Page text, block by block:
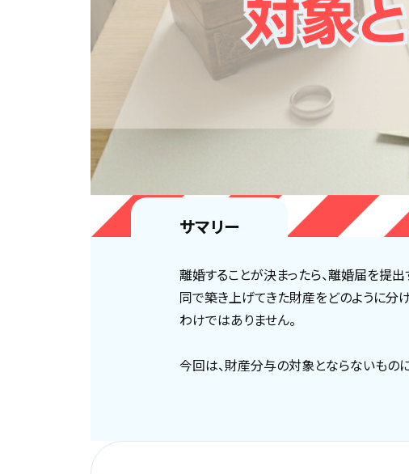
サマリー
離婚することが決まったら、離婚届を提
同で築き上げてきた財産をどのように分
わけではありません。
今回は、財産分与の対象とならないもの